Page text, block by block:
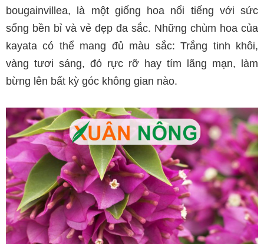
bougainvillea, là một giống hoa nổi tiếng với sức
sống bền bỉ và vẻ đẹp đa sắc. Những chùm hoa của
kayata có thể mang đủ màu sắc: Trắng tinh khôi,
vàng tươi sáng, đỏ rực rỡ hay tím lãng mạn, làm
bừng lên bất kỳ góc không gian nào.